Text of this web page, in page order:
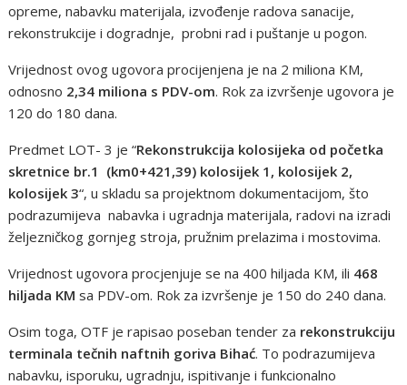
opreme, nabavku materijala, izvođenje radova sanacije,
rekonstrukcije i dogradnje, probni rad i puštanje u pogon.
Vrijednost ovog ugovora procijenjena je na 2 miliona KM,
odnosno 2,34 miliona s PDV-om. Rok za izvršenje ugovora je
120 do 180 dana.
Predmet LOT- 3 je “Rekonstrukcija kolosijeka od početka
skretnice br.1 (km0+421,39) kolosijek 1, kolosijek 2,
kolosijek 3“, u skladu sa projektnom dokumentacijom, što
podrazumijeva nabavka i ugradnja materijala, radovi na izradi
željezničkog gornjeg stroja, pružnim prelazima i mostovima.
Vrijednost ugovora procjenjuje se na 400 hiljada KM, ili 468
hiljada KM sa PDV-om. Rok za izvršenje je 150 do 240 dana.
Osim toga, OTF je rapisao poseban tender za rekonstrukciju
terminala tečnih naftnih goriva Bihać. To podrazumijeva
nabavku, isporuku, ugradnju, ispitivanje i funkcionalno